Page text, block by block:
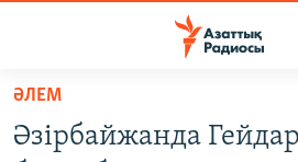
Skip
main
ЖАҢАЛЫҚТАР
САЯСАТ
ӘЛЕМ
Әзірбайжанда